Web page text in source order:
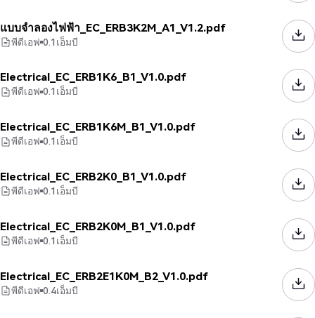
แบบจำลองไฟฟ้า_EC_ERB3K2M_A1_V1.2.pdf
พีดีเอฟ 0.1เอ็มบี
Electrical_EC_ERB1K6_B1_V1.0.pdf
พีดีเอฟ 0.1เอ็มบี
Electrical_EC_ERB1K6M_B1_V1.0.pdf
พีดีเอฟ 0.1เอ็มบี
Electrical_EC_ERB2K0_B1_V1.0.pdf
พีดีเอฟ 0.1เอ็มบี
Electrical_EC_ERB2K0M_B1_V1.0.pdf
พีดีเอฟ 0.1เอ็มบี
Electrical_EC_ERB2E1K0M_B2_V1.0.pdf
พีดีเอฟ 0.4เอ็มบี